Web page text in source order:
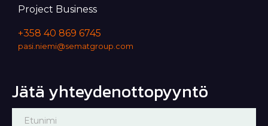
Project Business
+358 40 869 6745
pasi.niemi@sematgroup.com
Jätä yhteydenottopyyntö
Pyydä